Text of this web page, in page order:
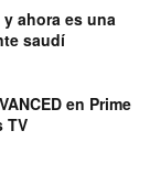
ahora es una
saudí
en Prime
TV